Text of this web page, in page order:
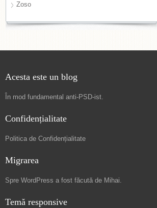
Zoso
Acesta este un blog
În mod fundamental anti-PSD-ist.
Confidențialitate
Politica de Confidențialitate
Migrarea
Spre WordPress a fost făcută de Mihai.
Temă responsive